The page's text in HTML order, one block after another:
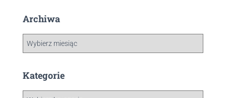
Archiwa
Kategorie